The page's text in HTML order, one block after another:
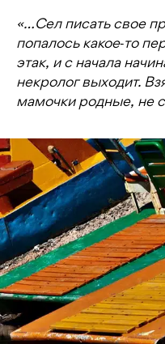
«…Сел писать свое
попалось какое‑то
этак, и с начала
некролог выходит.
мамочки родные, не